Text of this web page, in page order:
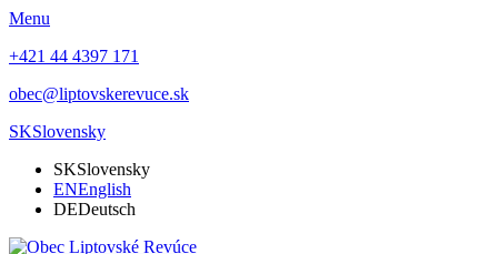
Menu
+421 44 4397 171
obec@liptovskerevuce.sk
SKSlovensky
SKSlovensky
ENEnglish
DEDeutsch